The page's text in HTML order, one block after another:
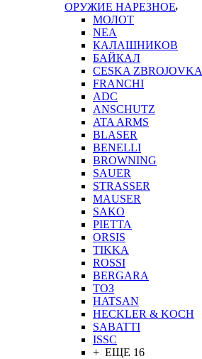
ОРУЖИЕ НАРЕЗНОЕ
МОЛОТ
NEA
КАЛАШНИКОВ
БАЙКАЛ
CESKA ZBROJOVKA
FRANCHI
ADC
ANSCHUTZ
ATA ARMS
BLASER
BENELLI
BROWNING
SAUER
STRASSER
MAUSER
SAKO
PIETTA
ORSIS
TIKKA
ROSSI
BERGARA
ТОЗ
HATSAN
HECKLER & KOCH
SABATTI
ISSC
+ ЕЩЕ 16